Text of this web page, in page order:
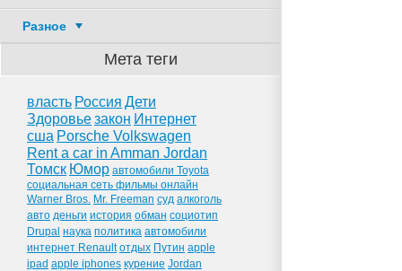
Разное
Мета теги
власть Россия Дети
Здоровьезакон Интернет
сша Porsche Volkswagen
Rent a car in Amman Jordan
Томск Юмор автомобили Toyota
социальная сеть фильмы онлайн
Warner Bros. Mr. Freeman суд алкоголь
авто деньги история обман социотип
Drupal наука политика автомобили
интернет Renault отдых Путин apple
ipad apple iphones курение Jordan